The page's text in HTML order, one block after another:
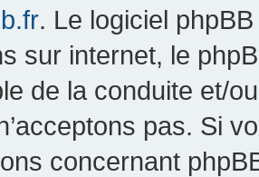
. Le logiciel
sur internet, le
de la conduite et/
pas. Si
concernant